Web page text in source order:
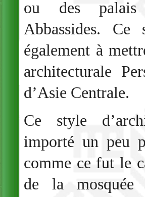
ou des palais
Abbassides.
également à
architecturale
d’Asie Centrale.
Ce style
importé un peu
comme ce fut le
de la